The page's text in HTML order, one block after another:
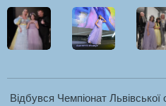
Відбувся Чемпіонат